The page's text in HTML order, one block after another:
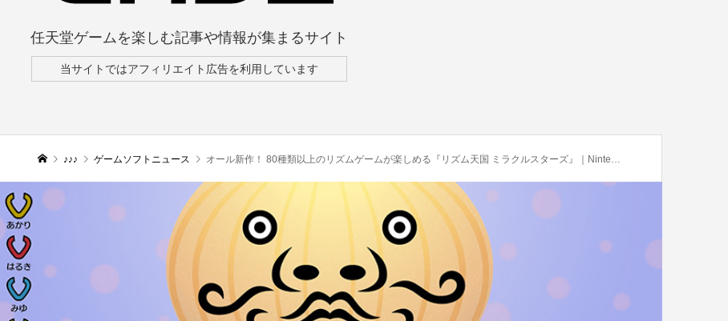
任天堂ゲームを楽しむ記事や情報が集まるサイト
当サイトではアフィリエイト広告を利用しています
♪♪♪ ゲームソフトニュース オール新作！ 80種類以上のリズムゲームが楽しめる『リズム天国 ミラクルスターズ』｜Nintendo Direct 2026.6.9